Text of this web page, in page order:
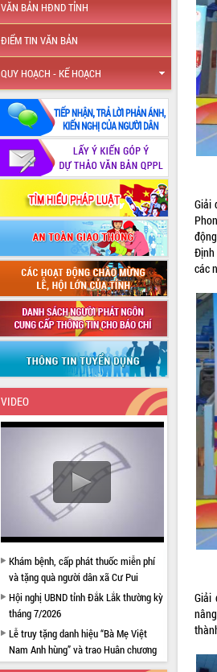
VĂN BẢN HĐND TỈNH
ĐIỂM TIN VĂN BẢN
QUY HOẠCH - KẾ HOẠCH
VIDEO
Khám bệnh, cấp phát thuốc miễn phí
và tặng quà người dân xã Cư Pui
Hội nghị UBND tỉnh Đắk Lắk thường kỳ
tháng 7/2026
Lễ truy tặng danh hiệu “Bà Mẹ Việt
Nam Anh hùng” và trao Huân chương
Lao động
Giải
Định
các
Giải